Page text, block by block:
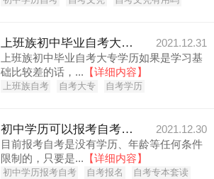
上班族初中毕业自考大专学历难吗？
2021.12.31
上班族初中毕业自考大专学历如果是学习基
础比较差的话，... 【详细内容】
上班族自考 自考大专 自考学历
初中学历可以报考自考学习吗？怎么报名？
2021.12.30
目前报考自考是没有学历、年龄等任何条件
限制的，只要是... 【详细内容】
初中学历报考自考 自考报名 自考专本套读